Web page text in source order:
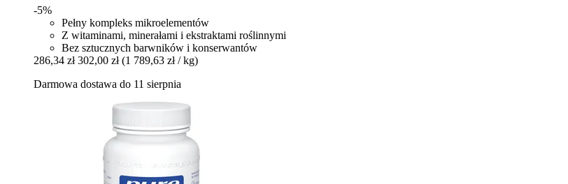
-5%
Pełny kompleks mikroelementów
Z witaminami, minerałami i ekstraktami roślinnymi
Bez sztucznych barwników i konserwantów
286,34 zł 302,00 zł (1 789,63 zł / kg)
Darmowa dostawa do 11 sierpnia